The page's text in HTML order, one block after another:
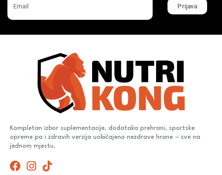
Prijava
Kompletan izbor suplementacije, dodataka prehrani, sportske
opreme pa i zdravih verzija uobičajeno nezdrave hrane – sve na
jednom mjestu.